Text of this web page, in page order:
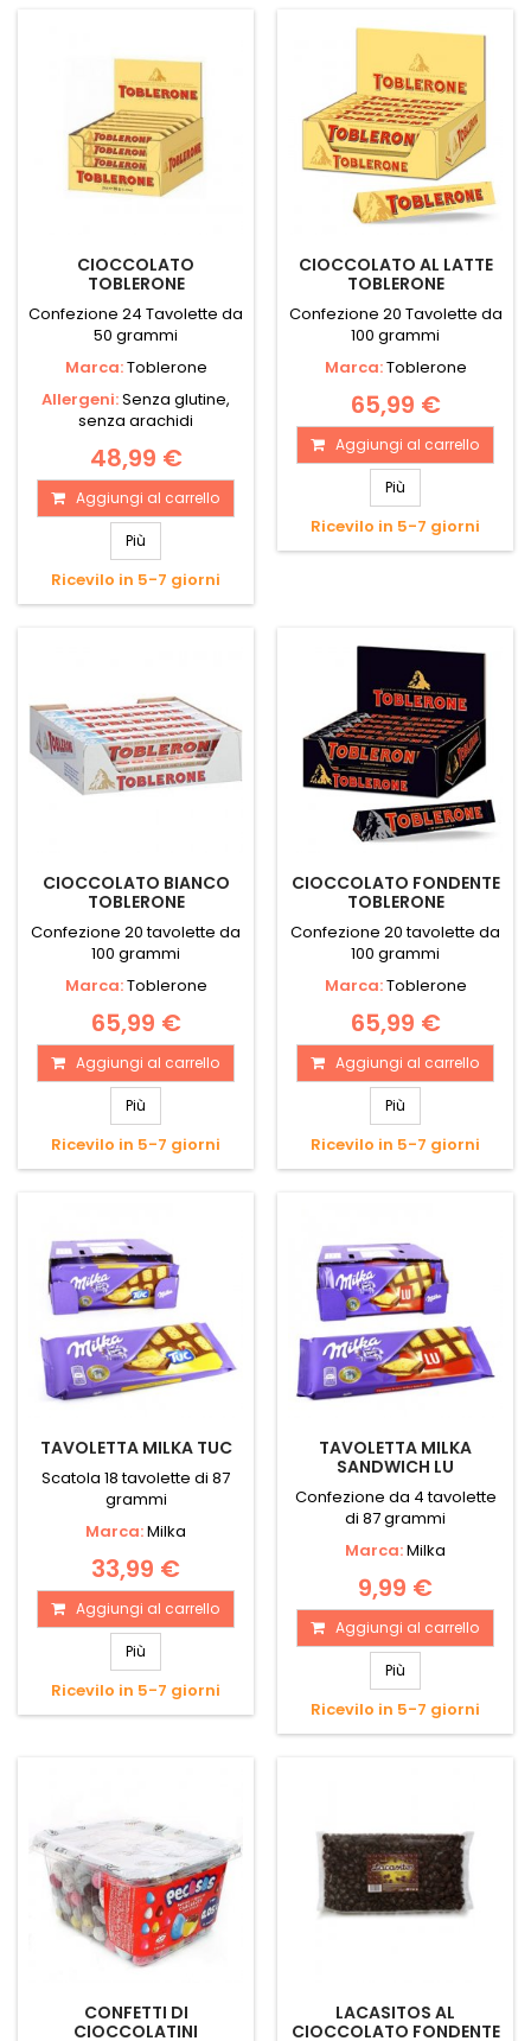
CIOCCOLATO
TOBLERONE
Confezione 24 Tavolette da
50 grammi
Marca:Toblerone
Allergeni:Senza glutine,
senza arachidi
48,99 €
Aggiungi al carrello
Più
Ricevilo in 5-7 giorni
CIOCCOLATO AL LATTE
TOBLERONE
Confezione 20 Tavolette da
100 grammi
Marca:Toblerone
65,99 €
Aggiungi al carrello
Più
Ricevilo in 5-7 giorni
CIOCCOLATO BIANCO
TOBLERONE
Confezione 20 tavolette da
100 grammi
Marca:Toblerone
65,99 €
Aggiungi al carrello
Più
Ricevilo in 5-7 giorni
CIOCCOLATO FONDENTE
TOBLERONE
Confezione 20 tavolette da
100 grammi
Marca:Toblerone
65,99 €
Aggiungi al carrello
Più
Ricevilo in 5-7 giorni
TAVOLETTA MILKA TUC
Scatola 18 tavolette di 87
grammi
Marca:Milka
33,99 €
Aggiungi al carrello
Più
Ricevilo in 5-7 giorni
TAVOLETTA MILKA
SANDWICH LU
Confezione da 4 tavolette
di 87 grammi
Marca:Milka
9,99 €
Aggiungi al carrello
Più
Ricevilo in 5-7 giorni
CONFETTI DI
CIOCCOLATINI
LACASITOS AL
CIOCCOLATO FONDENTE